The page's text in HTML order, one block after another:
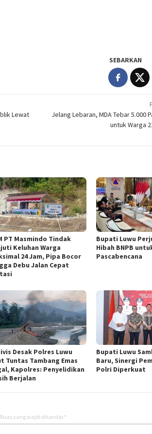
SEBARKAN
Lewat
Jelang Lebaran, MDA Tebar 5.000
untuk Warga
PT Masmindo Tindak
Keluhan Warga
24 Jam, Pipa Bocor
Debu Jalan Cepat
Bupati Luwu
Hibah BNPB
Pascabencana
Desak Polres Luwu
Tuntas Tambang Emas
Kapolres: Penyelidikan
Berjalan
Bupati Luwu
Baru, Sinergi
Polri Diperkuat
Ruas yang wajib ditandai *